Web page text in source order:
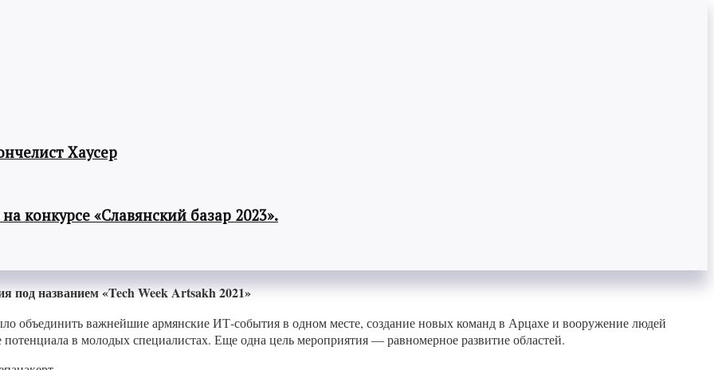
Хаусер
«Славянский базар 2023».
под названием «Tech Week Artsakh 2021»
объединить важнейшие армянские ИТ-события в одном месте, создание новых команд в Арцахе и вооружение людей
в молодых специалистах. Еще одна цель мероприятия — равномерное развитие областей.